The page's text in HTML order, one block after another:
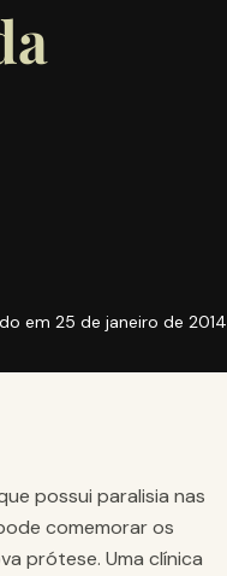
em 25 de janeiro de 2014
possui paralisia nas
comemorar os
prótese. Uma clínica